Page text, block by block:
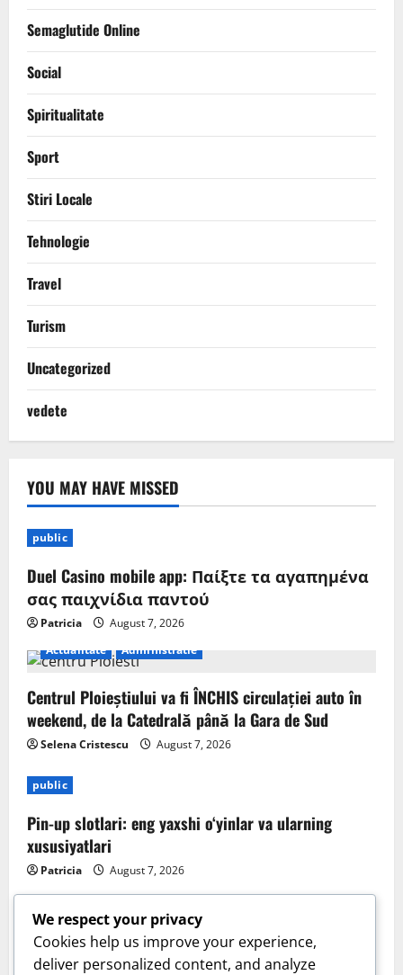
Semaglutide Online
Social
Spiritualitate
Sport
Stiri Locale
Tehnologie
Travel
Turism
Uncategorized
vedete
YOU MAY HAVE MISSED
public
Duel Casino mobile app: Παίξτε τα αγαπημένα
σας παιχνίδια παντού
Patricia
August 7, 2026
Actualitate
Administratie
Centrul Ploieștiului va fi ÎNCHIS circulației auto în
weekend, de la Catedrală până la Gara de Sud
Selena Cristescu August 7, 2026
public
Pin-up slotlari: eng yaxshi o‘yinlar va ularning
xususiyatlari
Patricia August 7, 2026
Sanatate
We respect your privacy
Cookies help us improve your experience,
deliver personalized content, and analyze